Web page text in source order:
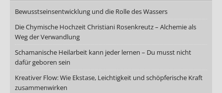
Bewusstseinsentwicklung und die Rolle des Wassers
Die Chymische Hochzeit Christiani Rosenkreutz – Alchemie als
Weg der Verwandlung
Schamanische Heilarbeit kann jeder lernen – Du musst nicht
dafür geboren sein
Kreativer Flow: Wie Ekstase, Leichtigkeit und schöpferische Kraft
zusammenwirken